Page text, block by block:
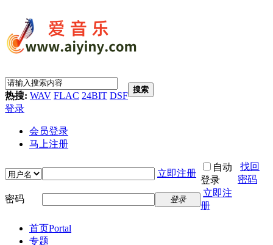
热搜: WAV FLAC 24BIT DSF
搜索
登录
会员登录
马上注册
立即注册
自动
登录
找回
密码
密码
登录
立即注
册
首页Portal
专题